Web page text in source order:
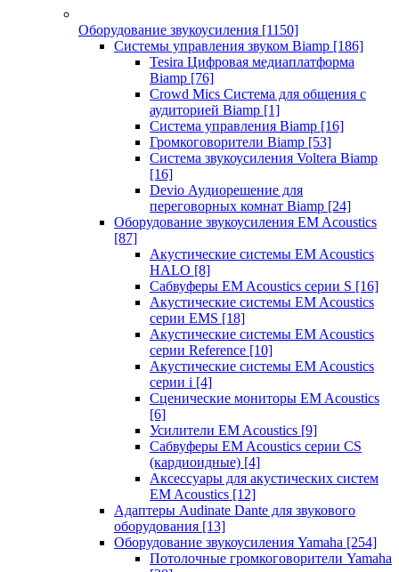
Оборудование звукоусиления [1150]
Системы управления звуком Biamp [186]
Tesira Цифровая медиаплатформа
Biamp [76]
Crowd Mics Система для общения с
аудиторией Biamp [1]
Система управления Biamp [16]
Громкоговорители Biamp [53]
Система звукоусиления Voltera Biamp
[16]
Devio Аудиорешение для
переговорных комнат Biamp [24]
Оборудование звукоусиления EM Acoustics
[87]
Акустические системы EM Acoustics
HALO [8]
Сабвуферы EM Acoustics серии S [16]
Акустические системы EM Acoustics
серии EMS [18]
Акустические системы EM Acoustics
серии Reference [10]
Акустические системы EM Acoustics
серии i [4]
Сценические мониторы EM Acoustics
[6]
Усилители EM Acoustics [9]
Сабвуферы EM Acoustics серии CS
(кардиоидные) [4]
Аксессуары для акустических систем
EM Acoustics [12]
Адаптеры Audinate Dante для звукового
оборудования [13]
Оборудование звукоусиления Yamaha [254]
Потолочные громкоговорители Yamaha